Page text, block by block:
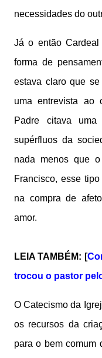
necessidades do
Já o então Cardeal
forma de
estava claro que
uma entrevista ao
Padre citava
supérfluos da
nada menos que o
Francisco, esse
na compra de
amor.
LEIA TAMBÉM: [
trocou o pastor
O Catecismo da
os recursos da
para o bem comum